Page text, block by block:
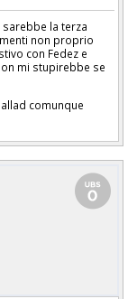
sarebbe la terza
non proprio
con Fedez e
mi stupirebbe se
comunque